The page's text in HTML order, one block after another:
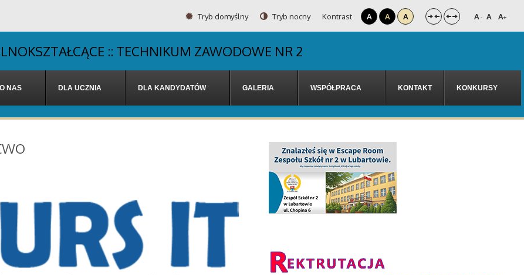
Tryb domyślny Tryb nocny Kontrast A A A A- A A+
:: TECHNIKUM ZAWODOWE NR 2
O NAS DLA UCZNIA DLA KANDYDATÓW GALERIA WSPÓŁPRACA KONTAKT KONKURSY